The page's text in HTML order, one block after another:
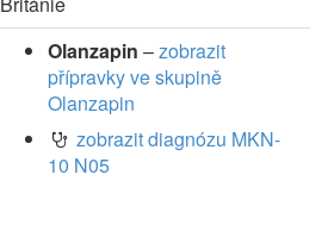
Olanzapin –zobrazit
přípravky ve skupině
Olanzapin
zobrazit diagnózu MKN-
10 N05